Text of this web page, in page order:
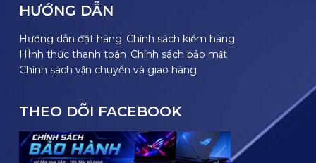
HƯỚNG DẪN
Hướng dẫn đặt hàng Chính sách kiểm hàng
HÌnh thức thanh toán Chính sách bảo mật
Chính sách vận chuyển và giao hàng
THEO DÕI FACEBOOK